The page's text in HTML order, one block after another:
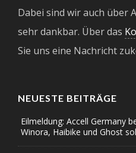
Dabei sind wir auch über
sehr dankbar. Über das
Sie uns eine Nachricht
NEUESTE BEITRÄGE
Eilmeldung: Accell Germany
Winora, Haibike und Ghost